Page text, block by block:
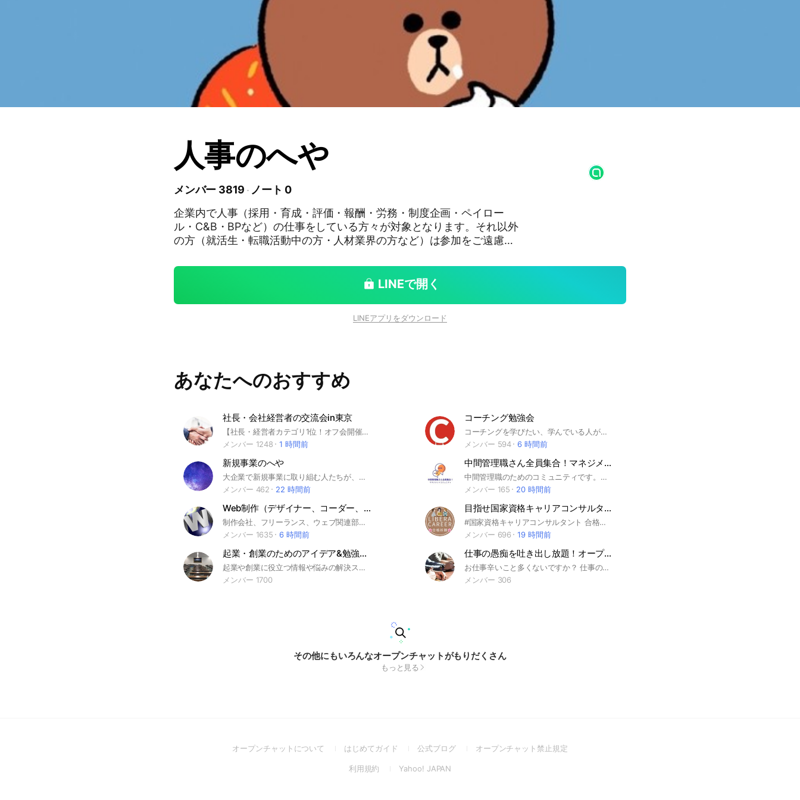
人事のへや
メンバー 3819
ノート 0
企業内で人事（採用・育成・評価・報酬・労務・制度企画・ペイロー
ル・C&B・BPなど）の仕事をしている方々が対象となります。それ以外
の方（就活生・転職活動中の方・人材業界の方など）は参加をご遠慮く
（例:求職者が採用の裏側などについて聞きたい旨の投稿など）
LINEで開く
LINEアプリをダウンロード
あなたへのおすすめ
社長・会社経営者の交流会in東京
【社長・経営者カテゴリ1位！オフ会開催あります！】 東京の社長・会社経営者・自営業者が交流出来るように作りました！ 東京在住でなくとも、東京でビジネスされている方は参加OKです。 ※全く東京に来ない方は参加ご遠慮下さい。 ※社長・経営者の方のみお入り下さい、起業志望の学生などはご遠慮下さい、見つけ次第退会して頂きます。 ※マルチと情報商材屋は参加禁止です。 ※その他、荒らし行為などはおやめください
メンバー 1248
1 時間前
コーチング勉強会
コーチングを学びたい、学んでいる人が集まるコミュニティです。コーチングに関する情報の交換やイベントの開催が目的てす。肯定感なコミュニケーションが大前提です。節度をもって交流してください。 #コーチング
メンバー 594
6 時間前
新規事業のへや
大企業で新規事業に取り組む人たちが、苦労話やぶつかった壁、そして乗り越えた方法などの生の事例を共有したり、新規事業に悩んだ時、聞きたいことがある時、吐き出したいものがある時、匿名で吐露して相互にアドバイスをし合うオープンチャットです。 #新規事業 #イントラプレナー #イントラプレーヌ #社内起業 #事業開発 #事業創造 #イノベーション
メンバー 462
22 時間前
中間管理職さん全員集合！マネジメントコミュニティ
中間管理職のためのコミュニティです。企業の枠を越えて、マネジメントについて相談やナレッジシェアを中間管理職仲間と行う部屋です。〈禁止事項〉勧誘や誹謗中傷行為 【運営：管理職の社外メンターサービスGood Team事務局】https://goodteam.jp
メンバー 165
20 時間前
Web制作（デザイナー、コーダー、プログラマ、ディレクター、経営者）関係者トークルーム
制作会社、フリーランス、ウェブ関連部署などで、Web制作に関わってる人達の集まるトークルーム。あるある話、愚痴、交流、情報交換、ビジネスの話などもOK。
メンバー 1635
6 時間前
目指せ国家資格キャリアコンサルタント合格！勉強会🌈@まなキャリ
#国家資格キャリアコンサルタント 合格を支援するコミュニティです！ ロープレに【有資格者の方がほぼ確実に入り】【自己効力感の上がる環境】が特徴です。 また、 #国キャリホルダー #技能士2級 #技能士1級 を受研する皆さんの研鑽の場でもあります。 一緒に合格を目指す受験生のご参加、そして支援したいホルダーの皆さま、研鑽したい２級１級受験生の皆さま、お待ちしてます！ ★対象受験回数が、先の予定でも養成講座を修了されている方は参加可能です ※ホルダーの方々からのフィードバックに理論の話が入るため、講座の修了や、それに準ずる学習を終えられている方が参加可能となります。 #ロープレ #論述対策
メンバー 696
19 時間前
起業・創業のためのアイデア&勉強部屋
起業や創業に役立つ情報や悩みの解決スペース。 起業・創業フォーラムが運営（ジャイロ総合コンサルティング） https://kigyo-seminar.net
メンバー 1700
仕事の愚痴を吐き出し放題！オープンチャット
お仕事辛いこと多くないですか？ 仕事の愚痴をなんでも吐き放題！たまにフォローします #会社辞めたい #上司が嫌い #体が辛い #会社行きたくない #転職したい
メンバー 306
その他にもいろんなオープンチャットがもりだくさん
もっと見る
オープンチャットについて
(Openはじめてガイド
(Open
a
公式ブログ
(Openオープンチャット禁止規定(Open
利用規約
(OpenYahoo! JAPAN